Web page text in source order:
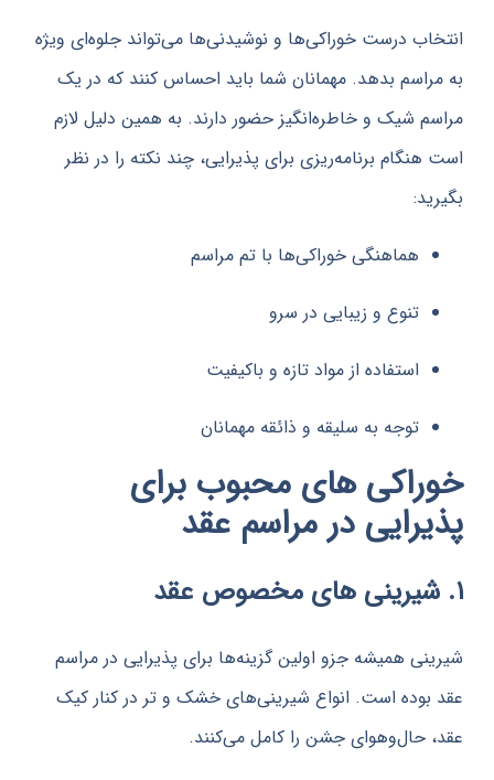
درست خوراکی‌ها و نوشیدنی‌ها می‌تواند جلوه‌ای ویژه
بدهد. مهمانان شما باید احساس کنند که در یک
شیک و خاطره‌انگیز حضور دارند. به همین دلیل لازم
برنامه‌ریزی برای پذیرایی، چند نکته را در نظر
هماهنگی خوراکی‌ها با تم مراسم
تنوع و زیبایی در سرو
استفاده از مواد تازه و باکیفیت
توجه به سلیقه و ذائقه مهمانان
های محبوب برای
در مراسم عقد
همیشه جزو اولین گزینه‌ها برای پذیرایی در مراسم
است. انواع شیرینی‌های خشک و تر در کنار کیک
جشن را کامل می‌کنند.